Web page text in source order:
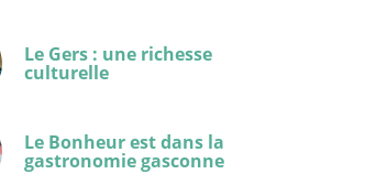
OLIVIERGASCOIN180423-5D-0054
Le Gers : une richesse
culturelle
Le Bonheur est dans la
gastronomie gasconne